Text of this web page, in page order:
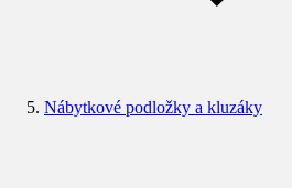
Nábytkové podložky a kluzáky